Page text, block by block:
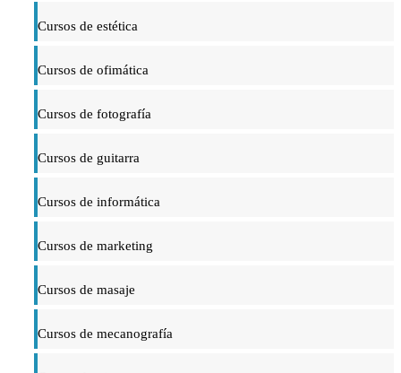
Cursos de estética
Cursos de ofimática
Cursos de fotografía
Cursos de guitarra
Cursos de informática
Cursos de marketing
Cursos de masaje
Cursos de mecanografía